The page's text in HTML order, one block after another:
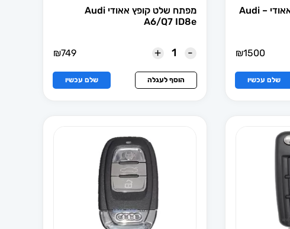
מפתח שלט קופץ חכם אאודי – Audi
₪1500
שלם עכשיו
מפתח שלט קופץ אאודי Audi
A6/Q7 ID8e
-
+
₪749
הוסף לעגלה שלם עכשיו